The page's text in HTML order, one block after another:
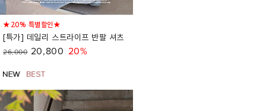
★20% 특별할인★
[특가] 데일리 스트라이프 반팔 셔츠
26,000 20,800 20%